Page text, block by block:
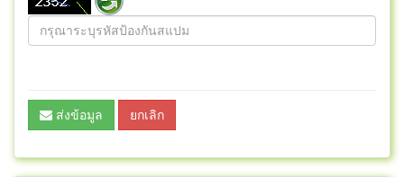
ส่งข้อมูล ยกเลิก